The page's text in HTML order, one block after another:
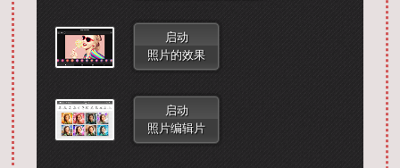
Запустить фотошоп
启动
照片的效果
启动
照片编辑片